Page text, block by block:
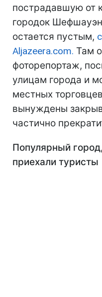
пострадавшую от
городок
остается пустым,
Aljazeera.com. Там
фоторепортаж,
улицам города и
местных
вынуждены
частично
Популярный
приехали туристы